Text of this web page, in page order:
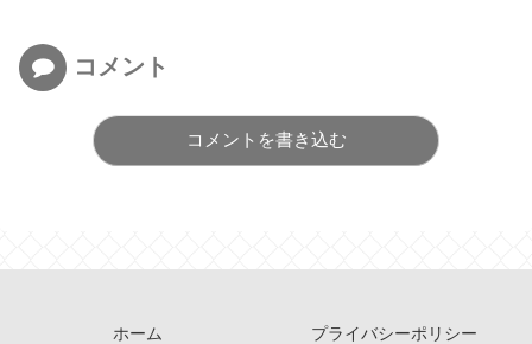
コメント
コメントを書き込む
ホーム
プライバシーポリシー